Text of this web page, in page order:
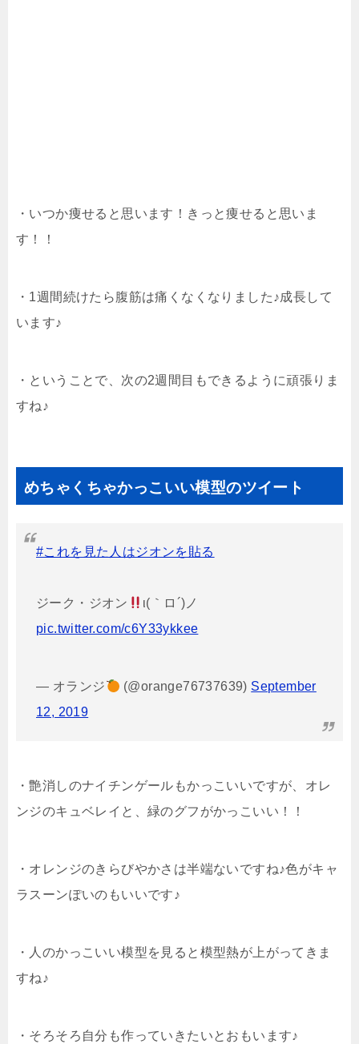
・いつか痩せると思います！きっと痩せると思いま
す！！
・1週間続けたら腹筋は痛くなくなりました♪成長して
います♪
・ということで、次の2週間目もできるように頑張りま
すね♪
めちゃくちゃかっこいい模型のツイート
#これを見た人はジオンを貼る
ジーク・ジオン
ι(｀ロ´)ノ
pic.twitter.com/c6Y33ykkee
— オランジ (@orange76737639) September
12, 2019
・艶消しのナイチンゲールもかっこいいですが、オレ
ンジのキュベレイと、緑のグフがかっこいい！！
・オレンジのきらびやかさは半端ないですね♪色がキャ
ラスーンぽいのもいいです♪
・人のかっこいい模型を見ると模型熱が上がってきま
すね♪
・そろそろ自分も作っていきたいとおもいます♪